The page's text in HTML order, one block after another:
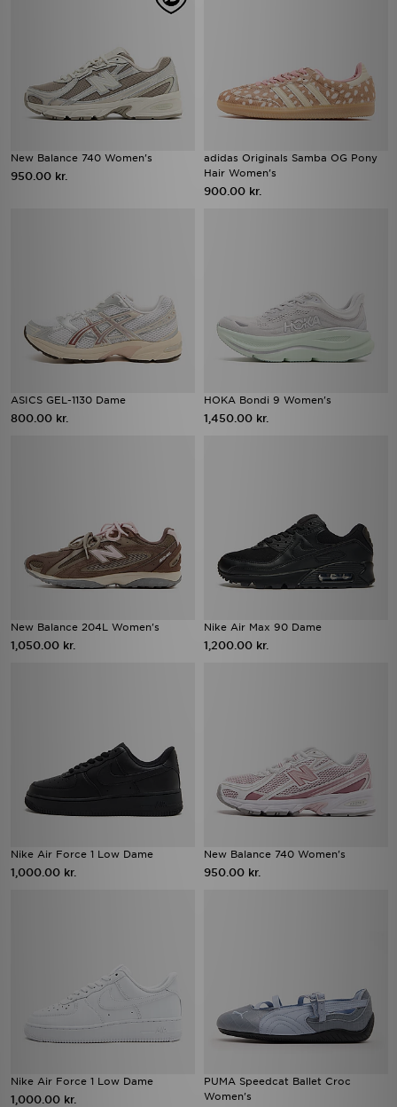
New Balance 740 Women's
950.00 kr.
adidas Originals Samba OG Pony
Hair Women's
900.00 kr.
ASICS GEL-1130 Dame
800.00 kr.
HOKA Bondi 9 Women's
1,450.00 kr.
New Balance 204L Women's
1,050.00 kr.
Nike Air Max 90 Dame
1,200.00 kr.
Nike Air Force 1 Low Dame
1,000.00 kr.
New Balance 740 Women's
950.00 kr.
Nike Air Force 1 Low Dame
1,000.00 kr.
PUMA Speedcat Ballet Croc
Women's